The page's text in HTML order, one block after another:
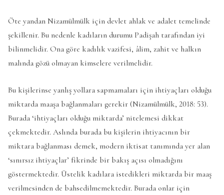
Öte yandan Nizamülmülk için devlet ahlak ve adalet temelinde
şekillenir. Bu nedenle kadıların durumu Padişah tarafından iyi
bilinmelidir. Ona göre kadılık vazifesi, âlim, zahit ve halkın
malında gözü olmayan kimselere verilmelidir.
Bu kişilerinse yanlış yollara sapmamaları için ihtiyaçları olduğu
miktarda maaşa bağlanmaları gerekir (Nizamülmülk, 2018: 53).
Burada ‘ihtiyaçları olduğu miktarda’ nitelemesi dikkat
çekmektedir. Aslında burada bu kişilerin ihtiyacının bir
miktara bağlanması demek, modern iktisat tanımında yer alan
‘sınırsız ihtiyaçlar’ fikrinde bir bakış açısı olmadığını
göstermektedir. Üstelik kadılara istedikleri miktarda bir maaş
verilmesinden de bahsedilmemektedir. Burada onlar için